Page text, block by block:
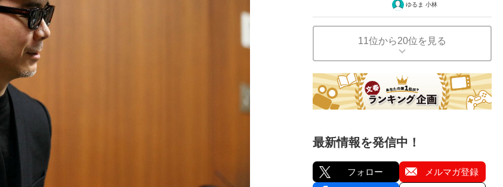
ゆるま 小林
11位から20位を見る
最新情報を発信中！
フォロー メルマガ登録